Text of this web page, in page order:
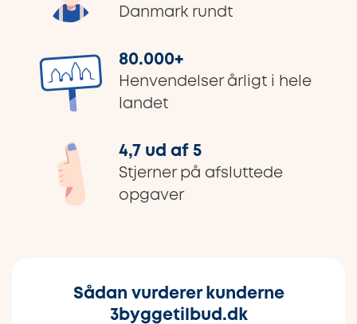
Danmark rundt
80.000+
Henvendelser årligt i hele
landet
4,7 ud af 5
Stjerner på afsluttede
opgaver
Sådan vurderer kunderne
3byggetilbud.dk